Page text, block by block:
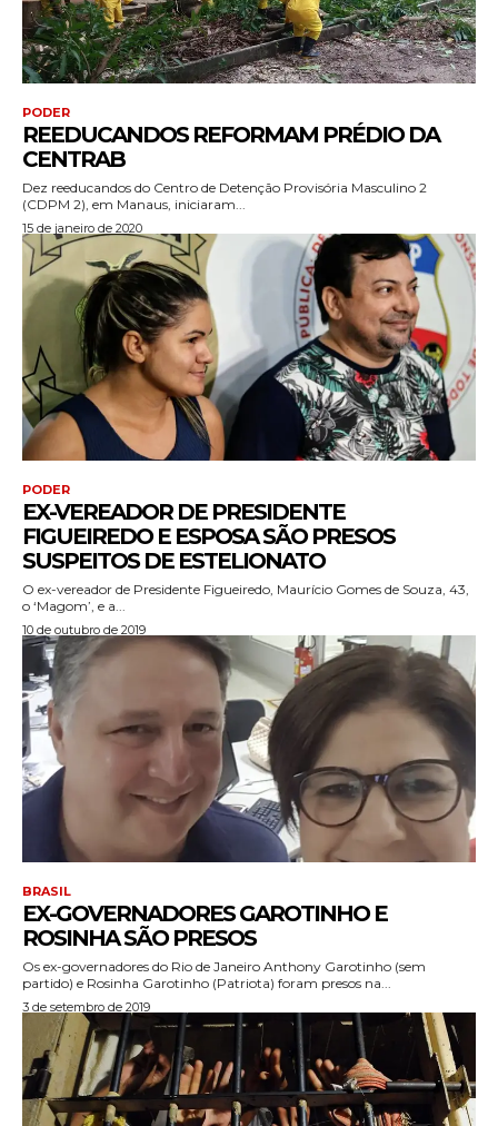
PODER
REEDUCANDOS REFORMAM PRÉDIO DA
CENTRAB
Dez reeducandos do Centro de Detenção Provisória Masculino 2
(CDPM 2), em Manaus, iniciaram...
15 de janeiro de 2020
PODER
EX-VEREADOR DE PRESIDENTE
FIGUEIREDO E ESPOSA SÃO PRESOS
SUSPEITOS DE ESTELIONATO
O ex-vereador de Presidente Figueiredo, Maurício Gomes de Souza, 43,
o ‘Magom’, e a...
10 de outubro de 2019
BRASIL
EX-GOVERNADORES GAROTINHO E
ROSINHA SÃO PRESOS
Os ex-governadores do Rio de Janeiro Anthony Garotinho (sem
partido) e Rosinha Garotinho (Patriota) foram presos na...
3 de setembro de 2019